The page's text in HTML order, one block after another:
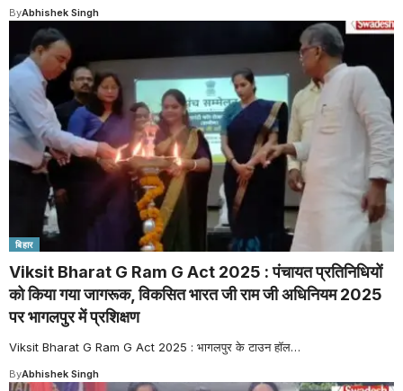
ByAbhishek Singh
बिहार
Viksit Bharat G Ram G Act 2025 : पंचायत प्रतिनिधियों
को किया गया जागरूक, विकसित भारत जी राम जी अधिनियम 2025
पर भागलपुर में प्रशिक्षण
Viksit Bharat G Ram G Act 2025 : भागलपुर के टाउन हॉल…
ByAbhishek Singh